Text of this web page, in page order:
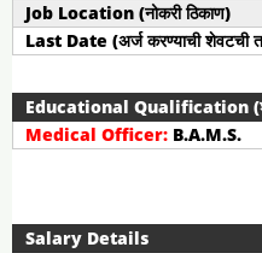
Job Location (नोकरी ठिकाण)
Last Date (अर्ज करण्याची शेवटची
Educational Qualification
Medical Officer: B.A.M.S.
Salary Details